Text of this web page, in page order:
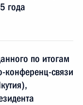
года
по итогам
конференц-связи